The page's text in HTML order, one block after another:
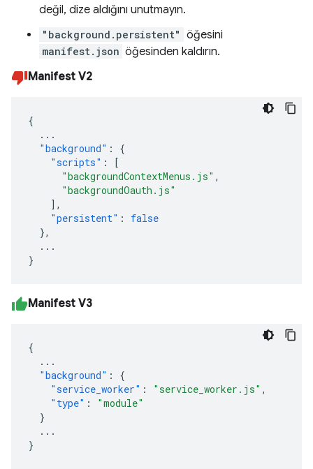
değil, dize aldığını unutmayın.
"background.persistent" öğesini
manifest.json öğesinden kaldırın.
Manifest V2
{
...
"background" :
{
"scripts" :
[
"backgroundContextMenus.js" ,
"backgroundOauth.js"
],
"persistent" :
false
},
...
}
Manifest V3
{
...
"background" :
{
"service_worker" : "service_worker.js" ,
"type" :
"module"
}
...
}